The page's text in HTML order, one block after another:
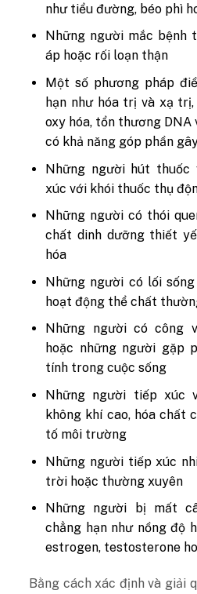
như tiểu đường, béo phì
Những người mắc bệnh
áp hoặc rối loạn thận
Một số phương pháp
hạn như hóa trị và xạ
oxy hóa, tổn thương
có khả năng góp phần
Những người hút thuốc
xúc với khói thuốc thụ
Những người có thói
chất dinh dưỡng thiết
hóa
Những người có lối
hoạt động thể chất
Những người có công
hoặc những người gặp
tính trong cuộc sống
Những người tiếp xúc
không khí cao, hóa chất
tố môi trường
Những người tiếp xúc
trời hoặc thường xuyên
Những người bị mất
chẳng hạn như nồng độ
estrogen, testosterone
Bằng cách xác định và giải